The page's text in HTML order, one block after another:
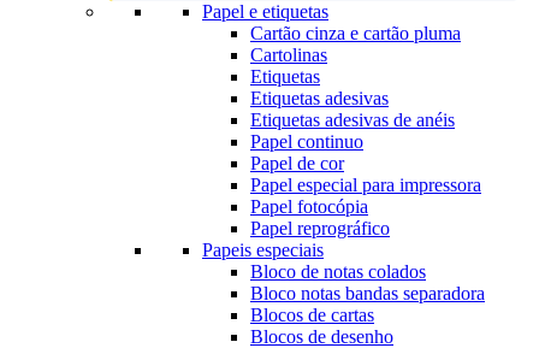
Papel e etiquetas
Cartão cinza e cartão pluma
Cartolinas
Etiquetas
Etiquetas adesivas
Etiquetas adesivas de anéis
Papel continuo
Papel de cor
Papel especial para impressora
Papel fotocópia
Papel reprográfico
Papeis especiais
Bloco de notas colados
Bloco notas bandas separadora
Blocos de cartas
Blocos de desenho